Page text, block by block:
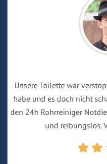
Unsere Toilette war
habe und es doch nicht
den 24h Rohrreiniger
und reibungslos.